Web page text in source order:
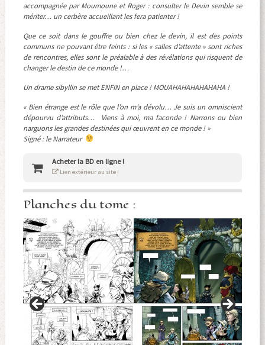
accompagnée par Moumoune et Roger : consulter le Devin semble se
mériter… un cerbère accueillant les fera patienter !
Que ce soit dans le gouffre ou bien chez le devin, il est des points
communs ne pouvant être feints : si les « salles d’attente » sont riches
de rencontres, elles sont le préalable à des révélations qui risquent de
changer le destin de ce monde !…
Un drame sibyllin se met ENFIN en place ! MOUAHAHAHAHAHAHA !
« Bien étrange est le rôle que l’on m’a dévolu… Je suis un omniscient
dépourvu d’attributs… Viens à moi, ma faconde ! Narrons ou bien
narguons les grandes destinées qui œuvrent en ce monde ! »
Signé : le Narrateur
Acheter la BD en ligne !
Lien extérieur au site !
Planches du tome :